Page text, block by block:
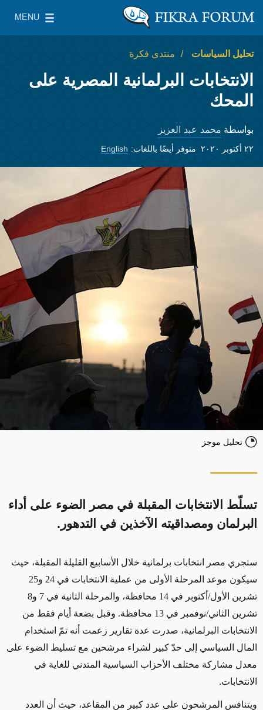
معهد واشنطن لسياسات الشرق الأدنى
MENU
Main Menu
تحليل السياسات منتدى فكرة
الانتخابات البرلمانية المصرية على
المحك
بواسطة محمد عبد العزيز
٢٢ أكتوبر ٢٠٢٠ متوفر أيضًا باللغات: English
تحليل موجز
تسلّط الانتخابات المقبلة في مصر الضوء على أداء
البرلمان ومصداقيته الآخذين في التدهور.
ستجري مصر انتخابات برلمانية خلال الأسابيع القليلة المقبلة، حيث
سيكون موعد المرحلة الأولى من عملية الانتخابات في 24 و25
تشرين الأول/أكتوبر في 14 محافظة، والمرحلة الثانية في 7 و8
تشرين الثاني/نوفمبر في 13 محافظة. وقبل بضعة أيام فقط من
الانتخابات البرلمانية، صدرت عدة تقارير زعمت أنه تمّ استخدام
المال السياسي إلى حدّ كبير لشراء مرشحين مع تسليط الضوء على
معدل مشاركة مختلف الأحزاب السياسية المتدني للغاية في
الانتخابات.
ويتنافس المرشحون على عدد كبير من المقاعد، حيث أن العدد